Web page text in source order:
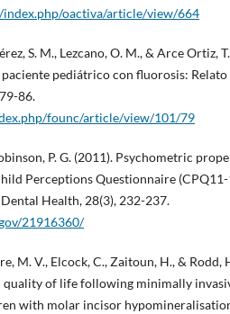
index.php/oactiva/article/view/664
S. M., Lezcano, O. M., & Arce Ortiz,
pediátrico con fluorosis: Relato
86.
founc/article/view/101/79
P. G. (2011). Psychometric
Perceptions Questionnaire (CPQ11-
Health, 28(3), 232-237.
21916360/
M. V., Elcock, C., Zaitoun, H., & Rodd,
quality of life following minimally
with molar incisor